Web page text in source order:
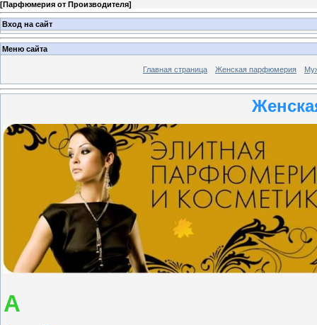
[Парфюмерия от Производителя]
Вход на сайт
Меню сайта
Главная страница Женская парфюмерия
A